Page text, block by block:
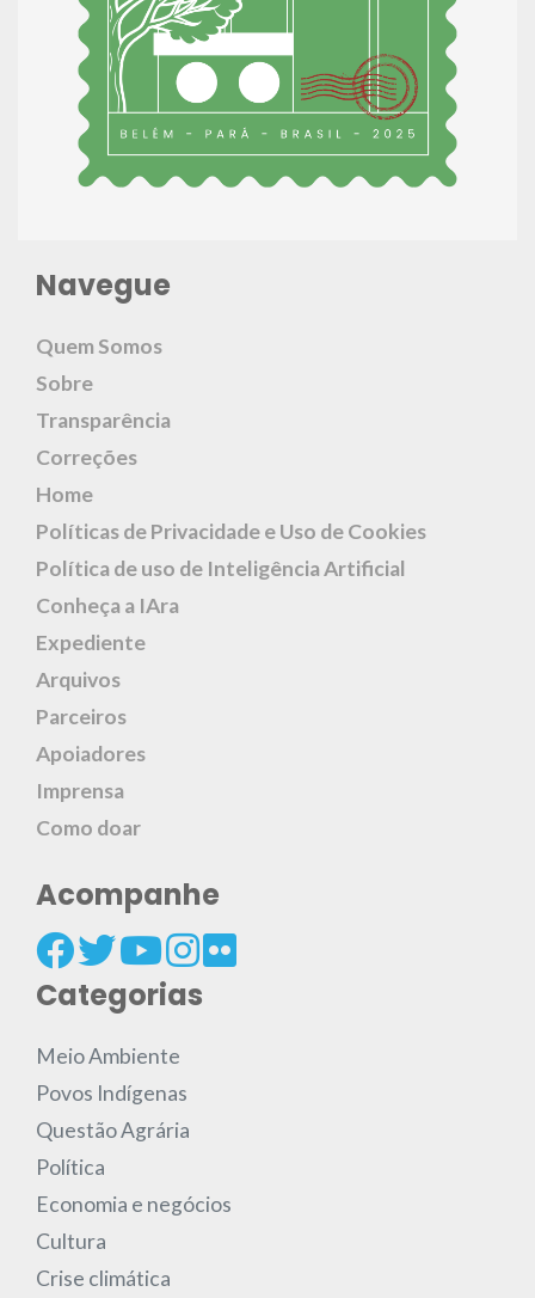
Navegue
Quem Somos
Sobre
Transparência
Correções
Home
Políticas de Privacidade e Uso de Cookies
Política de uso de Inteligência Artificial
Conheça a IAra
Expediente
Arquivos
Parceiros
Apoiadores
Imprensa
Como doar
Acompanhe
Categorias
Meio Ambiente
Povos Indígenas
Questão Agrária
Política
Economia e negócios
Cultura
Crise climática